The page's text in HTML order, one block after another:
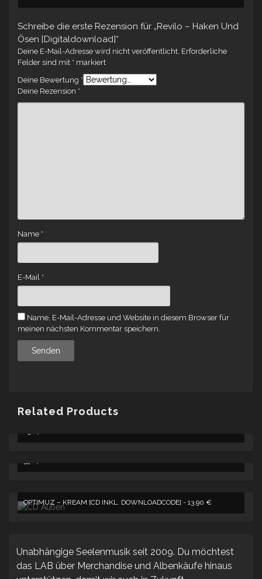
Schreibe die erste Rezension für „Revilo – Haken Und
Ösen [Digitaldownload]“
Deine E-Mail-Adresse wird nicht veröffentlicht. Erforderliche
Felder sind mit * markiert
Deine Bewertung *
Deine Rezension *
Name *
E-Mail *
Name, E-Mail-Adresse und Website in diesem Browser für
meinen nächsten Kommentar speichern.
Related Products
OPTIMUZ – KREAM [CD INKL. DOWNLOADCODE] - 13.90 €
Unabhängige Seelenmusik seit 2009. Du möchtest
das LAB über Merchandise und Albenkäufe hinaus